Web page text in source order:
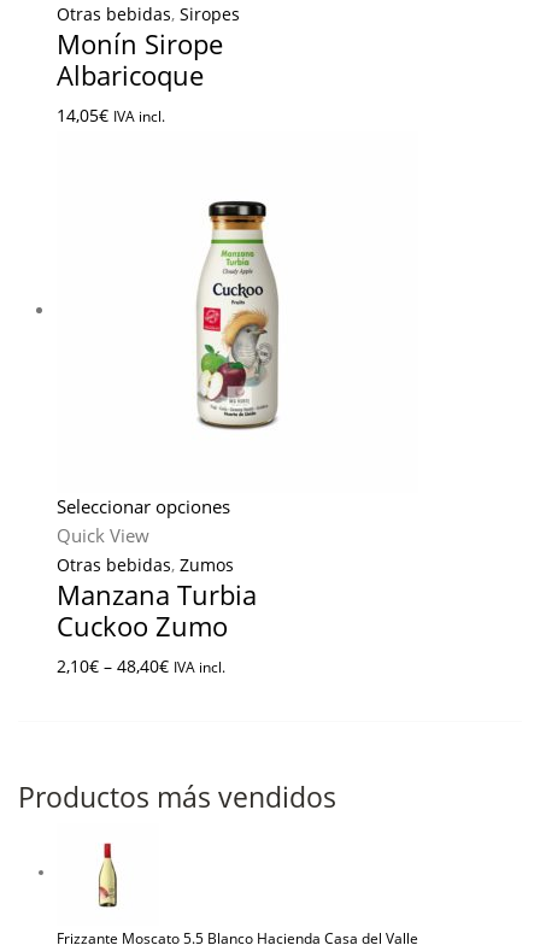
Otras bebidas, Siropes
Monín Sirope
Albaricoque
14,05€ IVA incl.
Seleccionar opciones
Quick View
Otras bebidas, Zumos
Manzana Turbia
Cuckoo Zumo
2,10€– 48,40€ IVA incl.
Productos más vendidos
Frizzante Moscato 5.5 Blanco Hacienda Casa del Valle